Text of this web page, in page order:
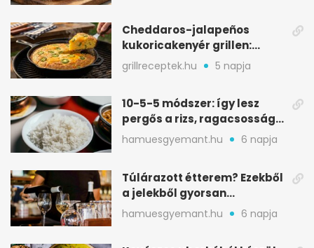
Cheddaros-jalapeños
kukoricakenyér grillen:
ropogós alj, puha belső
grillreceptek.hu 5 napja
10-5-5 módszer: így lesz
pergős a rizs, ragacsosság
nélkül
hamuesgyemant.hu 6 napja
Túlárazott étterem? Ezekből
a jelekből gyorsan
észreveheted
hamuesgyemant.hu 6 napja